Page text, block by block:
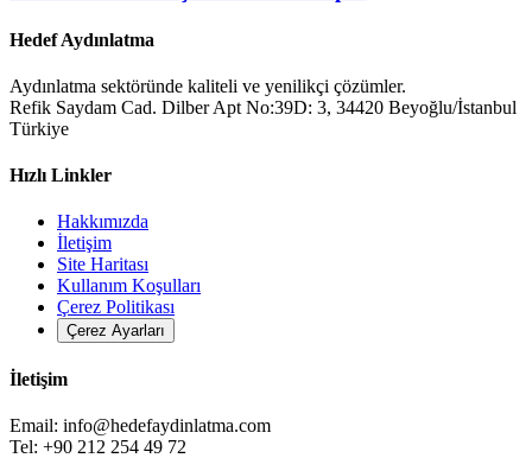
Hedef Aydınlatma
Aydınlatma sektöründe kaliteli ve yenilikçi çözümler.
Refik Saydam Cad. Dilber Apt No:39D: 3, 34420 Beyoğlu/İstanbul
Türkiye
Hızlı Linkler
Hakkımızda
İletişim
Site Haritası
Kullanım Koşulları
Çerez Politikası
Çerez Ayarları
İletişim
Email: info@hedefaydinlatma.com
Tel: +90 212 254 49 72